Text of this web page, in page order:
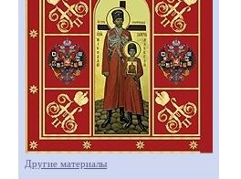
Другие материалы